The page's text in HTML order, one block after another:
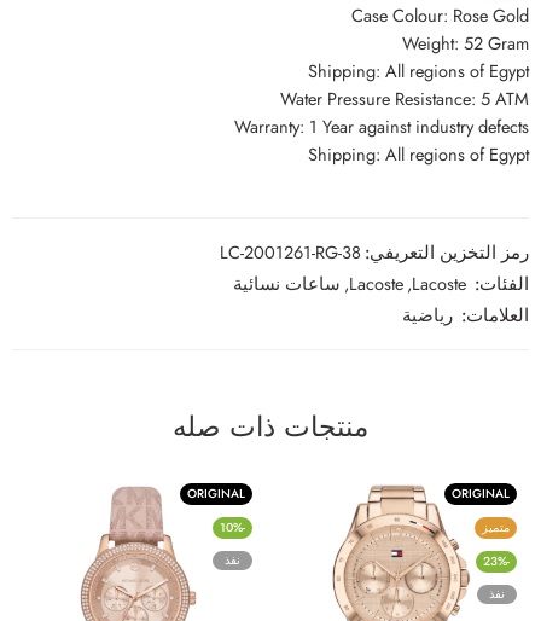
Case Colour: Rose Gold
Weight: 52 Gram
Shipping: All regions of Egypt
Water Pressure Resistance: 5 ATM
Warranty: 1 Year against industry defects
Shipping: All regions of Egypt
رمز التخزين التعريفي: LC-2001261-RG-38
الفئات: Lacoste
,
Lacoste
, ساعات نسائية
العلامات: رياضية
منتجات ذات صله
ORIGINAL
متميز
-23%
نفذ
ORIGINAL
-10%
نفذ